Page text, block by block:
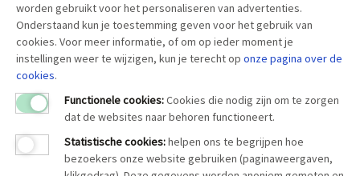
van 21 jaar of ouder verdient.Ben je 18? Dan verdien je zelfs
maar 50%, dus de helft, van iemand van 21. Ook als jij en je
collega exact hetzelfde werk doen.
worden gebruikt voor het personaliseren van advertenties.
Onderstaand kun je toestemming geven voor het gebruik van
cookies. Voor meer informatie, of om op ieder moment je
instellingen weer te wijzigen, kun je terecht op onze pagina overde
cookies.
Functionele cookies:Cookies die nodig zijn om te zorgen
dat de websites naar behoren functioneert.
Statistische cookies:helpen ons te begrijpen hoe
bezoekers onze website gebruiken (paginaweergaven,